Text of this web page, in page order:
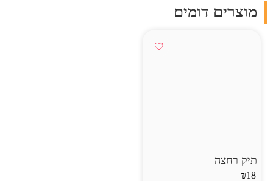
מוצרים דומים
תיק רחצה
₪18